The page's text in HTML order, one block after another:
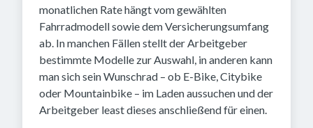
monatlichen Rate hängt vom gewählten
Fahrradmodell sowie dem Versicherungsumfang
ab. In manchen Fällen stellt der Arbeitgeber
bestimmte Modelle zur Auswahl, in anderen kann
man sich sein Wunschrad – ob E-Bike, Citybike
oder Mountainbike – im Laden aussuchen und der
Arbeitgeber least dieses anschließend für einen.